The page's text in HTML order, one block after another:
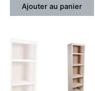
Ajouter au panier